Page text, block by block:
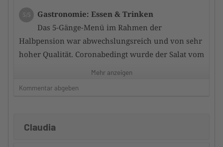
5/5
Gastronomie: Essen & Trinken
Das 5-Gänge-Menü im Rahmen der
Halbpension war abwechslungsreich und von sehr
hoher Qualität. Coronabedingt wurde der Salat vom
Freundlich, flott, ohne Hektik, professionell.
Mehr anzeigen
Kommentar abgeben
Claudia